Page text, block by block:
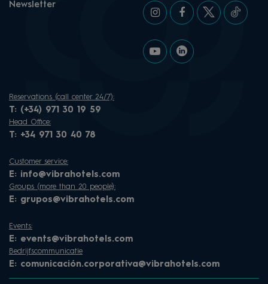
Newsletter
Reservations (call center 24/7):
T: (+34) 971 30 19 59
Head Office:
T: +34 971 30 40 78
Customer service:
E: info@vibrahotels.com
Groups (more than 20 people):
E: grupos@vibrahotels.com
Events:
E: events@vibrahotels.com
Bedrijfscommunicatie
E: comunicación.corporativa@vibrahotels.com